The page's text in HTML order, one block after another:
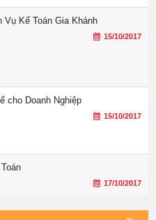
Vụ Kế Toán Gia Khánh
15/10/2017
cho Doanh Nghiệp
15/10/2017
17/10/2017